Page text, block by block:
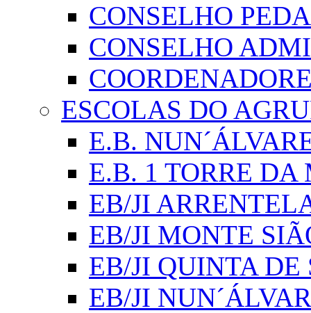
CONSELHO
CONSELHO
ESCOLAS DO
E.B.
E.B. 1 TORRE
EB/JI
EB/JI MONTE
EB/JI QUINTA DE
EB/JI